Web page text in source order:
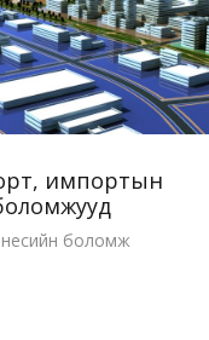
импортын
боломж